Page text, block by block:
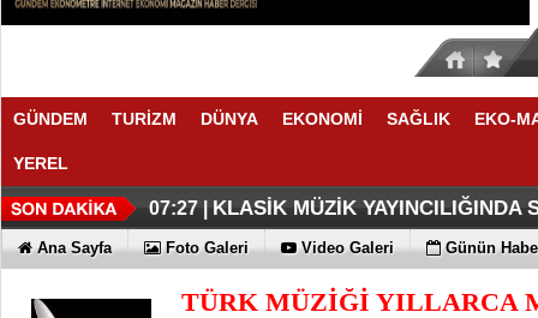
GÜNDEM TURİZM DÜNYA EKONOMİ SAĞLIK EKO-
YEREL
20:24 |SESİN HAFIZASI ANKARA'DA
20:19 |FAIRMONT QUASAR
07:27 | KLASİK MÜZİK YAYINCILIĞINDA
07:17 |DÜZENLEMEYİ
07:12 |ERKEN TEŞHİS FITIKTA DA
06:33 |KAYIP RAKAMLARI BİLE
06:28 |EN İYİLER DEĞİL EN UYGUNLAR
06:23 |KOÇ GİBİ YATIRIM YAPTILAR
06:17 |DÖRT ŞİRKET DAHA!!!
06:13 |FUJİTSU'DAN YENİ RENK
Ana Sayfa Foto Galeri Video Galeri Günün
TÜRK MÜZİĞİ YILLARCA